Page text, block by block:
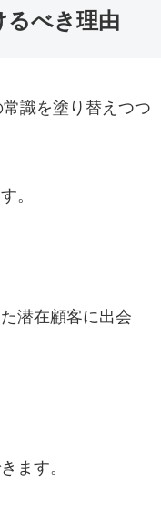
べき理由
識を塗り替えつつ
。
潜在顧客に出会
ます。